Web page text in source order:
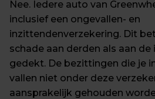
Nee. Iedere auto van
inclusief een ongevallen- en
inzittendenverzekering. Dit
schade aan derden als aan
gedekt. De bezittingen die je
vallen niet onder deze
aansprakelijk gehouden